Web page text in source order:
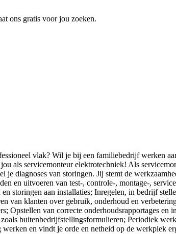
ons gratis voor jou zoeken.
vlak? Wil je bij een familiebedrijf werken
als servicemonteur elektrotechniek! Als
je diagnoses van storingen. Jij stemt de
en uitvoeren van test-, controle-, montage-,
storingen aan installaties; Inregelen, in bedrijf
van klanten over gebruik, onderhoud en
Opstellen van correcte onderhoudsrapportages
buitenbedrijfstellingsformulieren; Periodiek
en vindt je orde en netheid op de werkplek